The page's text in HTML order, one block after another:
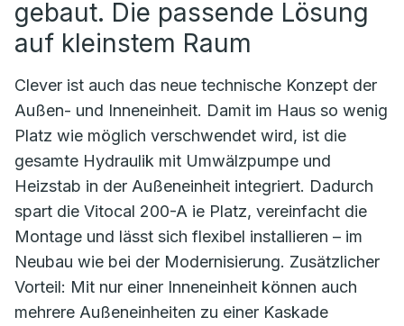
gebaut. Die passende Lösung
auf kleinstem Raum
Clever ist auch das neue technische Konzept der
Außen- und Inneneinheit. Damit im Haus so wenig
Platz wie möglich verschwendet wird, ist die
gesamte Hydraulik mit Umwälzpumpe und
Heizstab in der Außeneinheit integriert. Dadurch
spart die Vitocal 200-A ie Platz, vereinfacht die
Montage und lässt sich flexibel installieren – im
Neubau wie bei der Modernisierung. Zusätzlicher
Vorteil: Mit nur einer Inneneinheit können auch
mehrere Außeneinheiten zu einer Kaskade